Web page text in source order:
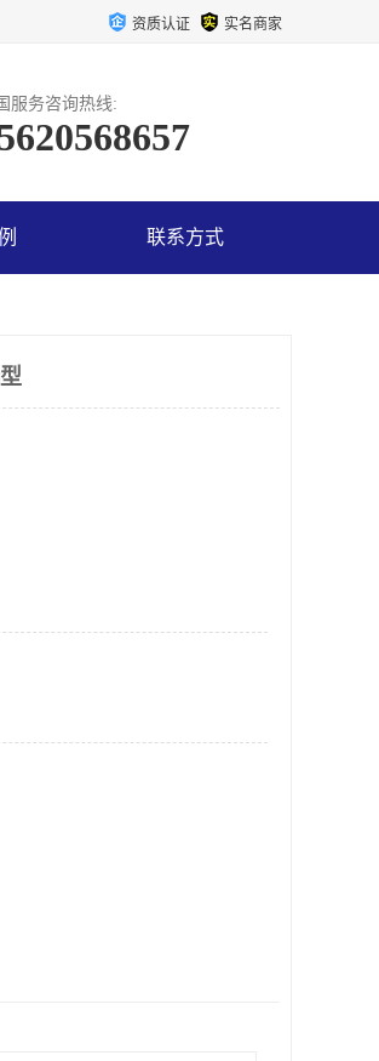
资质认证 实名商家
服务咨询热线:
联系方式